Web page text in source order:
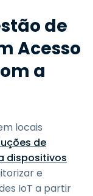
de
Acesso
a
locais
de
dispositivos
e
IoT a partir